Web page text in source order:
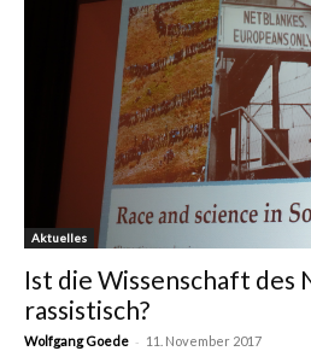
Aktuelles
Ist die Wissenschaft des
rassistisch?
Wolfgang Goede - 11. November 2017